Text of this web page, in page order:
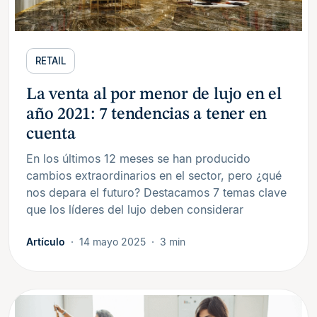
RETAIL
La venta al por menor de lujo en el
año 2021: 7 tendencias a tener en
cuenta
En los últimos 12 meses se han producido
cambios extraordinarios en el sector, pero ¿qué
nos depara el futuro? Destacamos 7 temas clave
que los líderes del lujo deben considerar
Artículo 14 mayo 2025 3 min